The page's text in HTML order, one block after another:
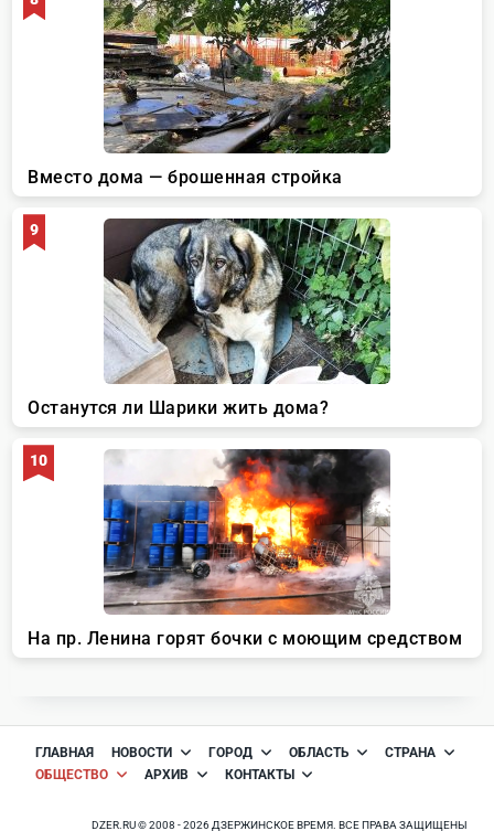
ГЛАВНАЯ НОВОСТИ ГОРОД ОБЛАСТЬ
СТРАНА
ОБЩЕСТВО
АРХИВ КОНТАКТЫ
DZER.RU © 2008 - 2026 ДЗЕРЖИНСКОЕ ВРЕМЯ. ВСЕ ПРАВА ЗАЩИЩЕНЫ